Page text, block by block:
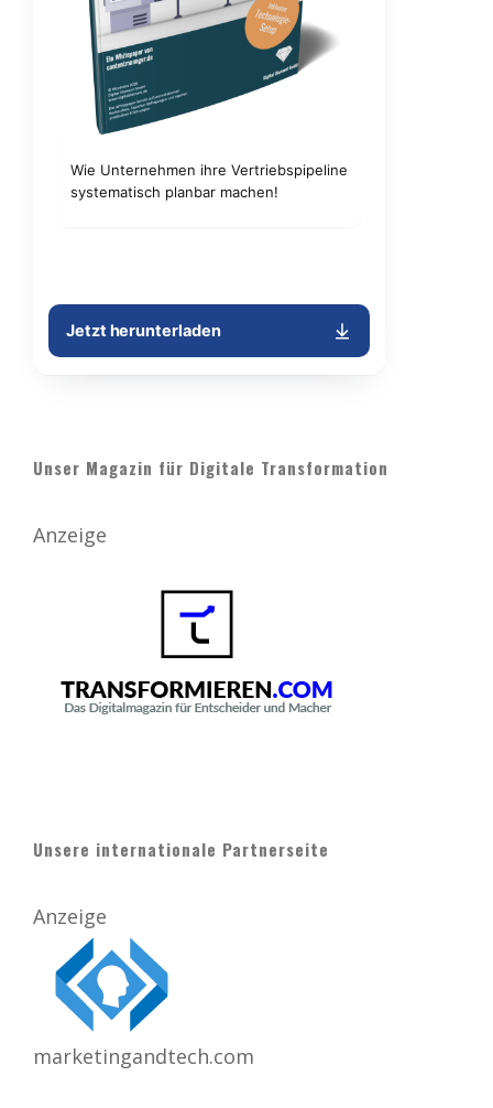
Unser Magazin für Digitale Transformation
Anzeige
Unsere internationale Partnerseite
Anzeige
marketingandtech.com